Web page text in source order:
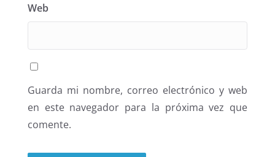
Web
Guarda mi nombre, correo electrónico y web
en este navegador para la próxima vez que
comente.